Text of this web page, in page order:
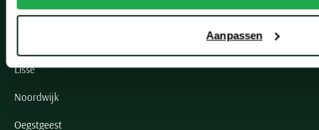
Aanpassen
Hillegom
Lisse
Noordwijk
Oegstgeest